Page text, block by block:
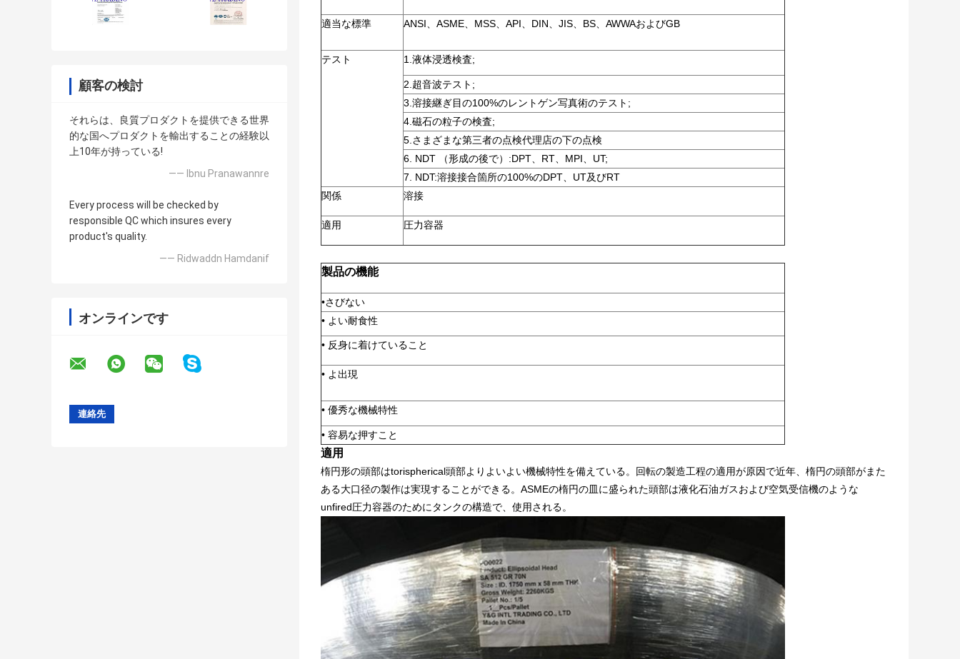
顧客の検討
それらは、良質プロダクトを提供できる世界
的な国へプロダクトを輸出することの経験以
上10年が持っている!
—— Ibnu Pranawannre
Every process will be checked by
responsible QC which insures every
product's quality.
—— Ridwaddn Hamdanif
オンラインです
適当な標準 ANSI、ASME、MSS、API、DIN、JIS、BS、AWWAおよびGB
テスト 1.液体浸透検査;
2.超音波テスト;
3.溶接継ぎ目の100%のレントゲン写真術のテスト;
4.磁石の粒子の検査;
5.さまざまな第三者の点検代理店の下の点検
6. NDT （形成の後で）:DPT、RT、MPI、UT;
7. NDT:溶接接合箇所の100%のDPT、UT及びRT
関係
溶接
適用 圧力容器
製品の機能
•さびない
• よい耐食性
• 反身に着けていること
• よ出現
• 優秀な機械特性
• 容易な押すこと
適用
楕円形の頭部はtorispherical頭部よりよいよい機械特性を備えている。回転の製造工程の適用が原因で近年、楕円の頭部がまた
ある大口径の製作は実現することができる。ASMEの楕円の皿に盛られた頭部は液化石油ガスおよび空気受信機のような
unfired圧力容器のためにタンクの構造で、使用される。